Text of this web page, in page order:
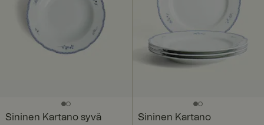
Sininen Kartano syvä Sininen Kartano